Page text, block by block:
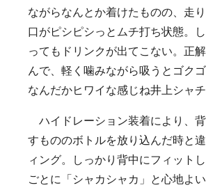
ながらなんとか着けたものの、走
口がピシピシっとムチ打ち状態。
ってもドリンクが出てこない。正
んで、軽く噛みながら吸うとゴクゴ
なんだかヒワイな感じね井上シャチ
ハイドレーション装着により、
すもののボトルを放り込んだ時と
ィング。しっかり背中にフィット
ごとに「シャカシャカ」と心地よ